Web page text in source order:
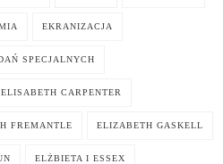
EKRANIZACJA
SPECJALNYCH
ELISABETH CARPENTER
FREMANTLE ELIZABETH GASKELL
ELŻBIETA I ESSEX